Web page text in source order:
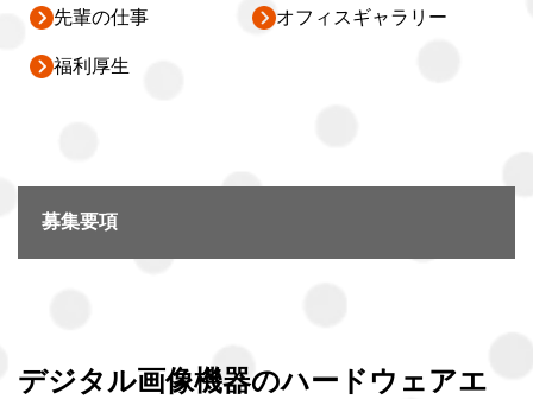
先輩の仕事 オフィスギャラリー
福利厚生
募集要項
デジタル画像機器のハードウェアエ